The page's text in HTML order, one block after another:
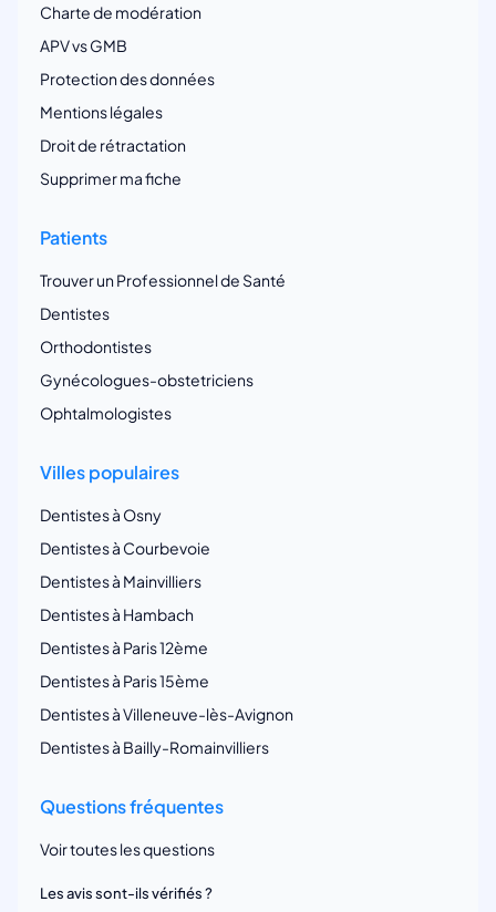
Charte de modération
APV vs GMB
Protection des données
Mentions légales
Droit de rétractation
Supprimer ma fiche
Patients
Trouver un Professionnel de Santé
Dentistes
Orthodontistes
Gynécologues-obstetriciens
Ophtalmologistes
Villes populaires
Dentistes à Osny
Dentistes à Courbevoie
Dentistes à Mainvilliers
Dentistes à Hambach
Dentistes à Paris 12ème
Dentistes à Paris 15ème
Dentistes à Villeneuve-lès-Avignon
Dentistes à Bailly-Romainvilliers
Questions fréquentes
Voir toutes les questions
Les avis sont-ils vérifiés ?